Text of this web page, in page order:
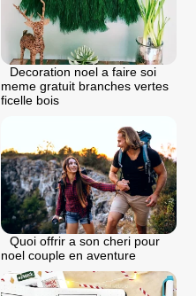
Decoration noel a faire soi
meme gratuit branches vertes
ficelle bois
Quoi offrir a son cheri pour
noel couple en aventure